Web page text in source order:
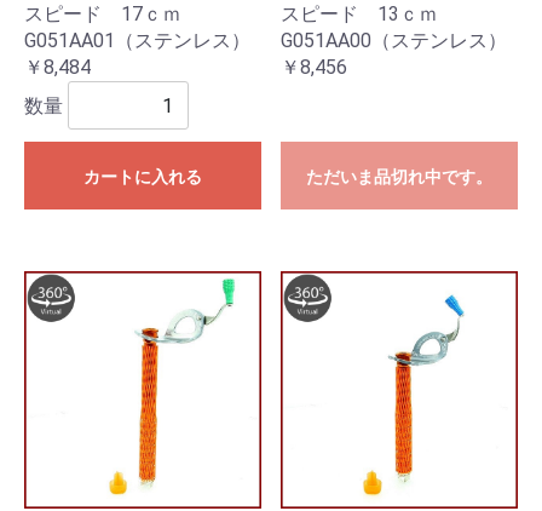
スピード 17ｃｍ
G051AA01（ステンレス）
￥8,484
数量
カートに入れる
スピード 13ｃｍ
G051AA00（ステンレス）
￥8,456
ただいま品切れ中です。